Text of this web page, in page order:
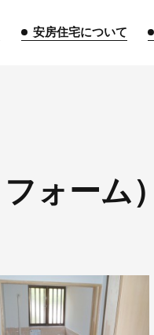
意なこと
ついて
情報 沿革 拠点紹介
安房住宅について
ォーム）